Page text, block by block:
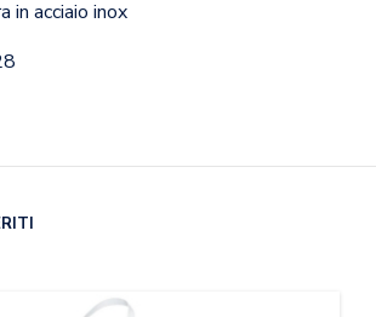
in acciaio inox